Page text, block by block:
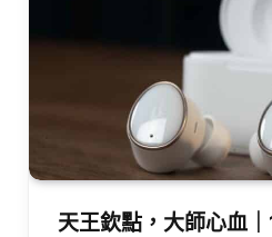
天王欽點，大師心血